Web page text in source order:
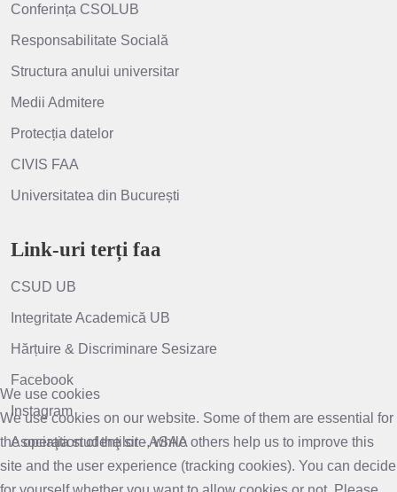
Conferința CSOLUB
Responsabilitate Socială
Structura anului universitar
Medii Admitere
Protecția datelor
CIVIS FAA
Universitatea din București
Link-uri terți faa
CSUD UB
Integritate Academică UB
Hărțuire & Discriminare Sesizare
Facebook
Instagram
Asociaţia studenţilor - ASAA
We use cookies
We use cookies on our website. Some of them are essential for
the operation of the site, while others help us to improve this
site and the user experience (tracking cookies). You can decide